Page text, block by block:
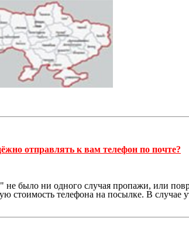
отправлять к вам телефон по почте?
было ни одного случая пропажи, или
стоимость телефона на посылке. В случае